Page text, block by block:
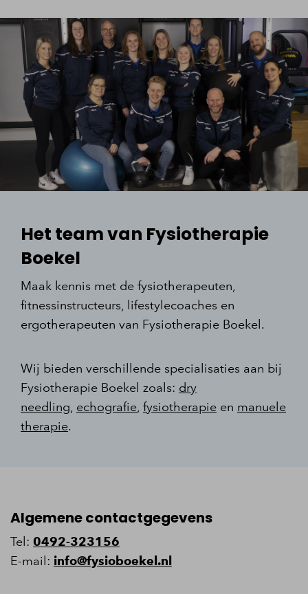
Het team van Fysiotherapie
Boekel
Maak kennis met de fysiotherapeuten,
fitnessinstructeurs, lifestylecoaches en
ergotherapeuten van Fysiotherapie Boekel.
Wij bieden verschillende specialisaties aan bij
Fysiotherapie Boekel zoals: dry
needling, echografie, fysiotherapie en manuele
therapie.
Algemene contactgegevens
Tel: 0492-323156
E-mail: info@fysioboekel.nl